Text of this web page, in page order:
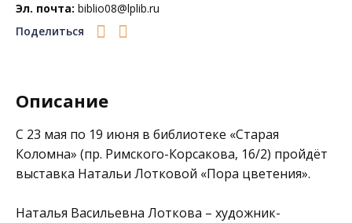
Эл. почта: biblio08@lplib.ru
Поделиться
Описание
С 23 мая по 19 июня в библиотеке «Старая
Коломна» (пр. Римского-Корсакова, 16/2) пройдёт
выставка Натальи Лотковой «Пора цветения».
Наталья Васильевна Лоткова – художник-